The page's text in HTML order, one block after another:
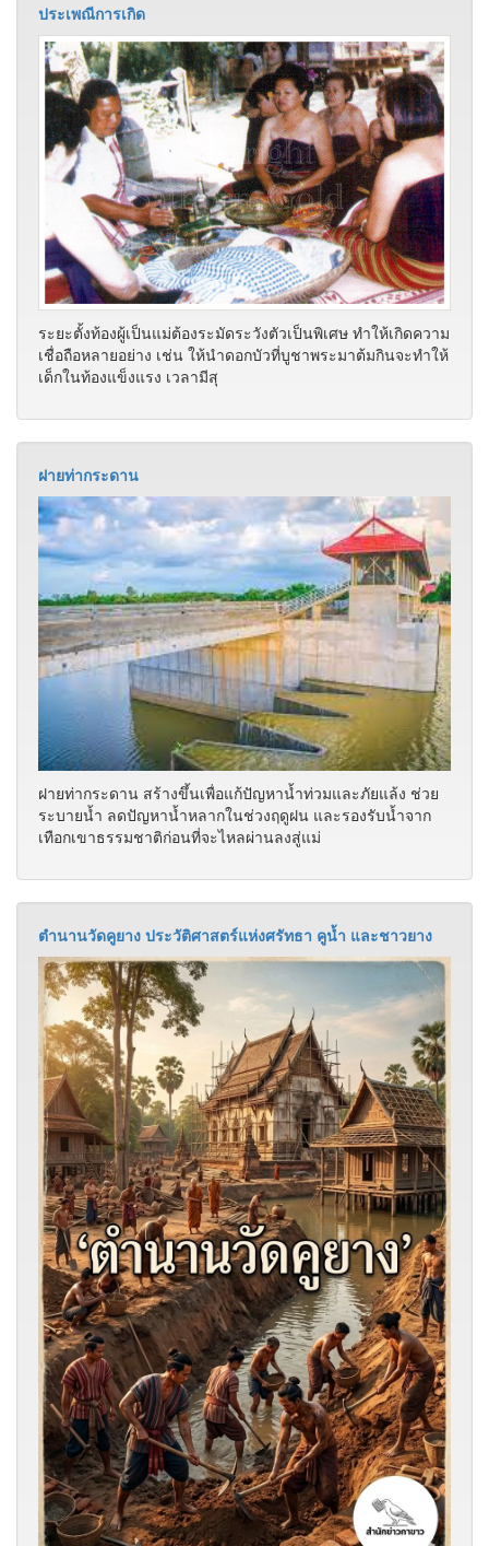
ระยะตั้งท้องผู้เป็นแม่ต้องระมัดระวังตัวเป็นพิเศษ ทำให้เกิดความ
เชื่อถือหลายอย่าง เช่น ให้นำดอกบัวที่บูชาพระมาต้มกินจะทำให้
เด็กในท้องแข็งแรง เวลามีสุ
ฝายท่ากระดาน
ฝายท่ากระดาน สร้างขึ้นเพื่อแก้ปัญหาน้ำท่วมและภัยแล้ง ช่วย
ระบายน้ำ ลดปัญหาน้ำหลากในช่วงฤดูฝน และรองรับน้ำจาก
เทือกเขาธรรมชาติก่อนที่จะไหลผ่านลงสู่แม่
ตำนานวัดคูยาง ประวัติศาสตร์แห่งศรัทธา คูน้ำ และชาวยาง
ในผืนดินเก่าแก่ของเมืองชากังราว หรือจังหวัดกำแพงเพชรใน